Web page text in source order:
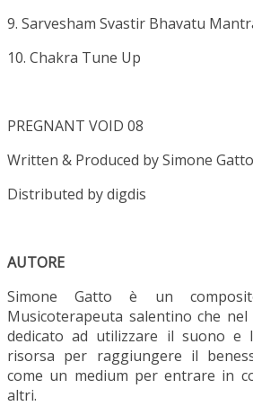
9. Sarvesham Svastir Bhavatu
10. Chakra Tune Up
PREGNANT VOID 08
Written & Produced by Simone Gatto
Distributed by digdis
AUTORE
Simone Gatto è un
Musicoterapeuta salentino che
dedicato ad utilizzare il suono e
risorsa per raggiungere il
come un medium per entrare in
altri.